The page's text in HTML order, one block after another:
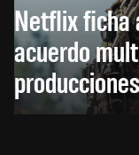
Netflix ficha
acuerdo
producciones